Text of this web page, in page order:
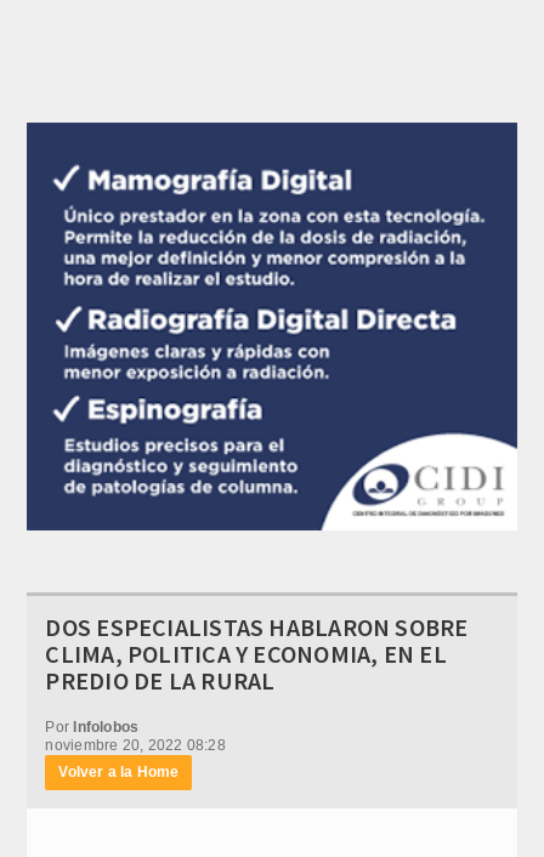
DOS ESPECIALISTAS HABLARON SOBRE
CLIMA, POLITICA Y ECONOMIA, EN EL
PREDIO DE LA RURAL
PorInfolobos
noviembre 20, 2022 08:28
Volver a la Home